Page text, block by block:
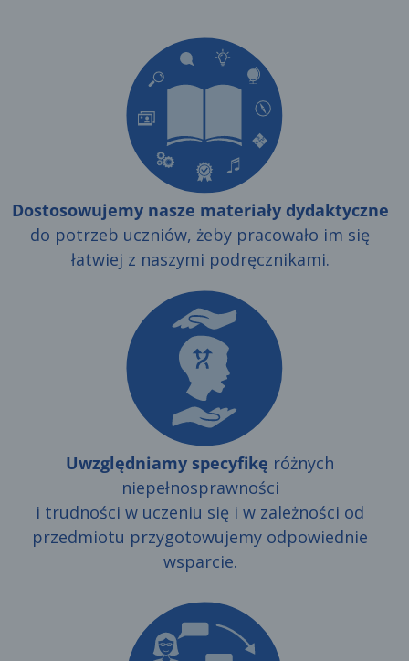
Dostosowujemy nasze materiały dydaktyczne
do potrzeb uczniów, żeby pracowało im się
łatwiej z naszymi podręcznikami.
Uwzględniamy specyfikę różnych
niepełnosprawności
i trudności w uczeniu się i w zależności od
przedmiotu przygotowujemy odpowiednie
wsparcie.